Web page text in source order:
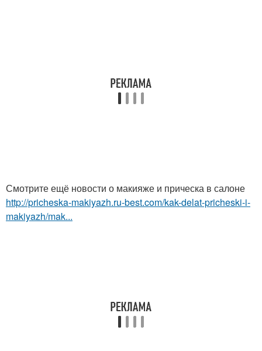
Смотрите ещё новости о макияже и прическа в салоне
http://pricheska-makiyazh.ru-best.com/kak-delat-pricheski-i-
makiyazh/mak...